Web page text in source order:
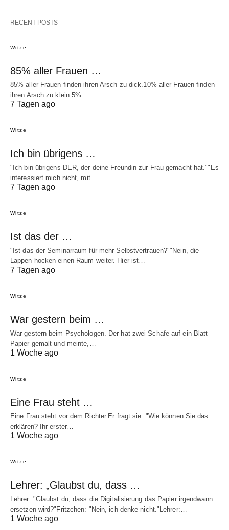
RECENT POSTS
Witze
85% aller Frauen …
85% aller Frauen finden ihren Arsch zu dick.10% aller Frauen finden
ihren Arsch zu klein.5%…
7 Tagen ago
Witze
Ich bin übrigens …
"Ich bin übrigens DER, der deine Freundin zur Frau gemacht hat.""Es
interessiert mich nicht, mit…
7 Tagen ago
Witze
Ist das der …
"Ist das der Seminarraum für mehr Selbstvertrauen?""Nein, die
Lappen hocken einen Raum weiter. Hier ist…
7 Tagen ago
Witze
War gestern beim …
War gestern beim Psychologen. Der hat zwei Schafe auf ein Blatt
Papier gemalt und meinte,…
1 Woche ago
Witze
Eine Frau steht …
Eine Frau steht vor dem Richter.Er fragt sie: "Wie können Sie das
erklären? Ihr erster…
1 Woche ago
Witze
Lehrer: „Glaubst du, dass …
Lehrer: "Glaubst du, dass die Digitalisierung das Papier irgendwann
ersetzen wird?"Fritzchen: "Nein, ich denke nicht."Lehrer:…
1 Woche ago